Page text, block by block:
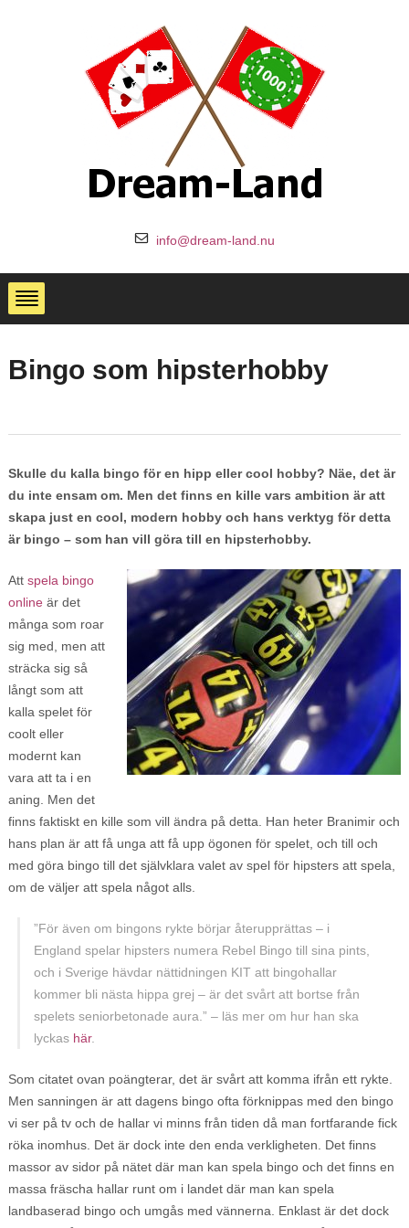
info@dream-land.nu
Bingo som hipsterhobby
Skulle du kalla bingo för en hipp eller cool hobby? Näe, det är
du inte ensam om. Men det finns en kille vars ambition är att
skapa just en cool, modern hobby och hans verktyg för detta
är bingo – som han vill göra till en hipsterhobby.
Att spela bingo
onlineär det
många som roar
sig med, men att
sträcka sig så
långt som att
kalla spelet för
coolt eller
modernt kan
vara att ta i en
aning. Men det
finns faktiskt en kille som vill ändra på detta. Han heter Branimir och
hans plan är att få unga att få upp ögonen för spelet, och till och
med göra bingo till det självklara valet av spel för hipsters att spela,
om de väljer att spela något alls.
”För även om bingons rykte börjar återupprättas – i
England spelar hipsters numera Rebel Bingo till sina pints,
och i Sverige hävdar nättidningen KIT att bingohallar
kommer bli nästa hippa grej – är det svårt att bortse från
spelets seniorbetonade aura.” – läs mer om hur han ska
lyckas här.
Som citatet ovan poängterar, det är svårt att komma ifrån ett rykte.
Men sanningen är att dagens bingo ofta förknippas med den bingo
vi ser på tv och de hallar vi minns från tiden då man fortfarande fick
röka inomhus. Det är dock inte den enda verkligheten. Det finns
massor av sidor på nätet där man kan spela bingo och det finns en
massa fräscha hallar runt om i landet där man kan spela
landbaserad bingo och umgås med vännerna. Enklast är det dock